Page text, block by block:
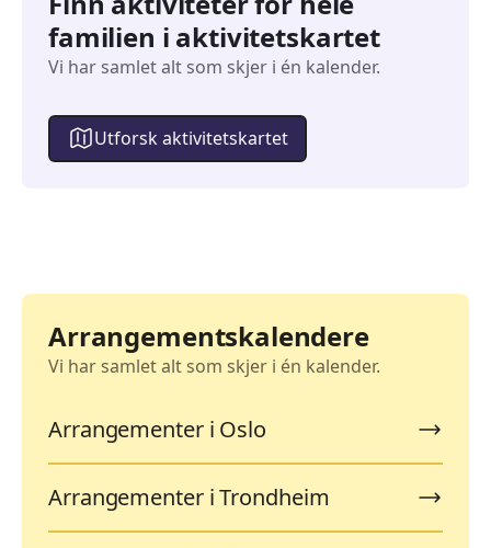
familien i aktivitetskartet
Vi har samlet alt som skjer i én kalender.
Utforsk aktivitetskartet
Arrangementskalendere
Vi har samlet alt som skjer i én kalender.
Arrangementer i Oslo
Arrangementer i Trondheim